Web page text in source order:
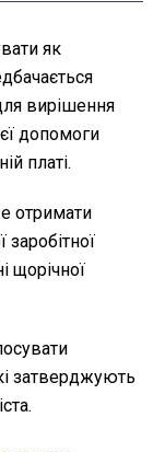
як
вирішення
допомоги
платі.
отримати
щорічної
затверджують